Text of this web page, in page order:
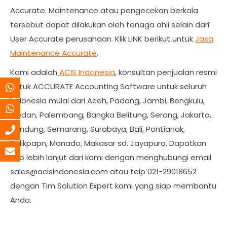
Accurate. Maintenance atau pengecekan berkala
tersebut dapat dilakukan oleh tenaga ahli selain dari
User Accurate perusahaan. Klik LINK berikut untukJasa
Maintenance Accurate.
Kami adalah ACIS Indonesia, konsultan penjualan resmi
untuk ACCURATE Accounting Software untuk seluruh
Indonesia mulai dari Aceh, Padang, Jambi, Bengkulu,
Medan, Palembang, Bangka Belitung, Serang, Jakarta,
Bandung, Semarang, Surabaya, Bali, Pontianak,
Balikpapn, Manado, Makasar sd. Jayapura. Dapatkan
info lebih lanjut dari kami dengan menghubungi email
sales@acisindonesia.com atau telp 021-29018652
dengan Tim Solution Expert kami yang siap membantu
Anda.